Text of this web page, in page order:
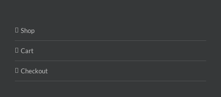
Shop
Cart
Checkout